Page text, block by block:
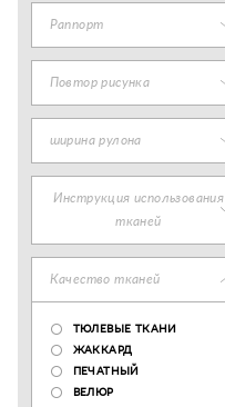
Раппорт
Повтор рисунка
ширина рулона
Инструкция использования
тканей
Качество тканей
ТЮЛЕВЫЕ ТКАНИ
ЖАККАРД
ПЕЧАТНЫЙ
ВЕЛЮР